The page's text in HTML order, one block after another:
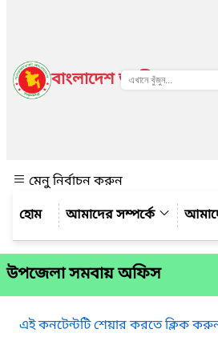
বাংলাদেশ জাতীয় তথ্য
মেনু নির্বাচন করুন
আমাদের সম্পর্কে
উপজেলা সমবায় অফিস
এই কনটেন্টটি শেয়ার করতে ক্লিক